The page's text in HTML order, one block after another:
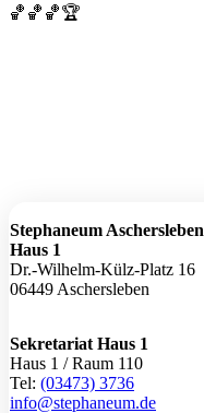
🏀🏀🏀🏆
Stephaneum Aschersleben
Haus 1
Dr.-Wilhelm-Külz-Platz 16
06449 Aschersleben
Sekretariat Haus 1
Haus 1 / Raum 110
Tel: (03473) 3736
info@stephaneum.de